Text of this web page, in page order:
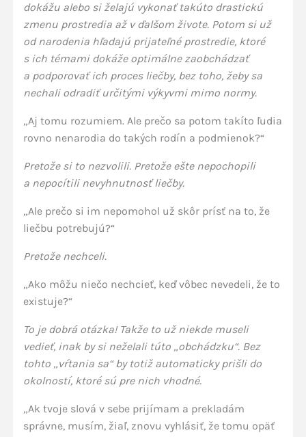
dokážu alebo si želajú vykonať takúto drastickú
zmenu prostredia až v ďalšom živote. Potom si už
od narodenia hľadajú prijateľné prostredie, ktoré
s ich témami dokáže optimálne zaobchádzať
a podporovať ich proces liečby, bez toho, žeby sa
nechali odradiť určitými výkyvmi mimo normy.
„Aj tomu rozumiem. Ale prečo sa potom takíto ľudia
rovno nenarodia do takých rodín a podmienok?“
Pretože si to nezvolili. Pretože ešte nepochopili
a nepocítili nevyhnutnosť liečby.
„Ale prečo si im nepomohol už skôr prísť na to, že
liečbu potrebujú?“
Pretože nechceli.
„Ako môžu niečo nechcieť, keď vôbec nevedeli, že to
existuje?“
To je dobrá otázka! Takže to už niekde museli
vedieť, inak by si neželali túto „obchádzku“. Bez
tohto „vŕtania sa“ by totiž automaticky prišli do
okolností, ktoré sú pre nich vhodné.
„Ak tvoje slová v sebe prijímam a prekladám
správne, musím, žiaľ, znovu vyhlásiť, že tomu opäť